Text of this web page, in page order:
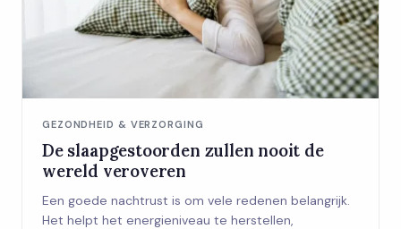
GEZONDHEID & VERZORGING
De slaapgestoorden zullen nooit de
wereld veroveren
Een goede nachtrust is om vele redenen belangrijk.
Het helpt het energieniveau te herstellen,